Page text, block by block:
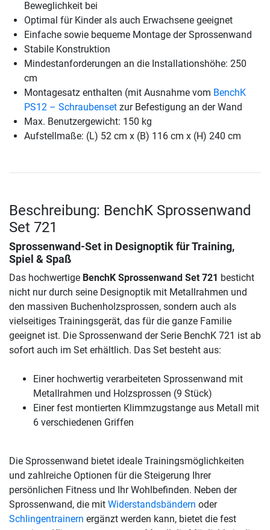
Beweglichkeit bei
Optimal für Kinder als auch Erwachsene geeignet
Einfache sowie bequeme Montage der Sprossenwand
Stabile Konstruktion
Mindestanforderungen an die Installationshöhe: 250
cm
Montagesatz enthalten (mit Ausnahme vom BenchK
PS12 – Schraubenset zur Befestigung an der Wand
Max. Benutzergewicht: 150 kg
Aufstellmaße: (L) 52 cm x (B) 116 cm x (H) 240 cm
Beschreibung: BenchK Sprossenwand
Set 721
Sprossenwand-Set in Designoptik für Training,
Spiel & Spaß
Das hochwertige BenchK Sprossenwand Set 721 besticht
nicht nur durch seine Designoptik mit Metallrahmen und
den massiven Buchenholzsprossen, sondern auch als
vielseitiges Trainingsgerät, das für die ganze Familie
geeignet ist. Die Sprossenwand der Serie BenchK 721 ist ab
sofort auch im Set erhältlich. Das Set besteht aus:
Einer hochwertig verarbeiteten Sprossenwand mit
Metallrahmen und Holzsprossen (9 Stück)
Einer fest montierten Klimmzugstange aus Metall mit
6 verschiedenen Griffen
Die Sprossenwand bietet ideale Trainingsmöglichkeiten
und zahlreiche Optionen für die Steigerung Ihrer
persönlichen Fitness und Ihr Wohlbefinden. Neben der
Sprossenwand, die mit Widerstandsbändern oder
Schlingentrainern ergänzt werden kann, bietet die fest